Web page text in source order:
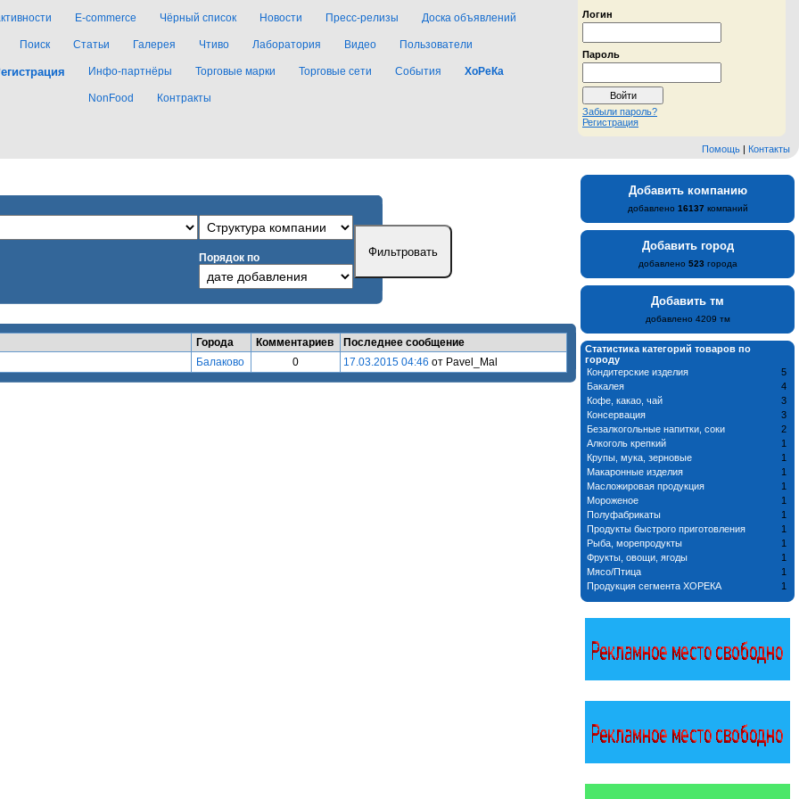
Логин
Пароль
Забыли пароль?
Регистрация
E-commerce Чёрный список Новости Пресс-релизы Доска объявлений
Поиск Статьи Галерея Чтиво Лаборатория Видео Пользователи
Инфо-партнёры Торговые марки Торговые сети События ХоРеКа
NonFood Контракты
Помощь | Контакты
Порядок по
Города Комментариев
Последнее сообщение
Балаково 0 17.03.2015 04:46 от Pavel_Mal
Добавить компанию
добавлено 16137 компаний
Добавить город
добавлено 523 города
Добавить тм
добавлено 4209 тм
Статистика категорий товаров по
городу
Кондитерские изделия
5
Бакалея
4
Кофе, какао, чай
3
Консервация
3
Безалкогольные напитки, соки
2
Алкоголь крепкий
1
Крупы, мука, зерновые
1
Макаронные изделия
1
Масложировая продукция
1
Мороженое
1
Полуфабрикаты
1
Продукты быстрого приготовления
1
Рыба, морепродукты
1
Фрукты, овощи, ягоды
1
Мясо/Птица
1
Продукция сегмента ХОРЕКА
1